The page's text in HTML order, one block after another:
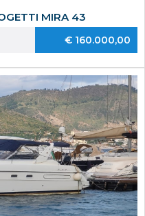
MIRA 43
€ 160.000,00